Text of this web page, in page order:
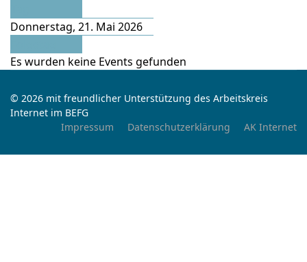
Donnerstag, 21. Mai 2026
Es wurden keine Events gefunden
© 2026 mit freundlicher Unterstützung des Arbeitskreis
Internet im BEFG
Impressum
Datenschutzerklärung AK Internet